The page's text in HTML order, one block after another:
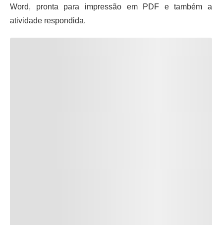
Word, pronta para impressão em PDF e também a
atividade respondida.